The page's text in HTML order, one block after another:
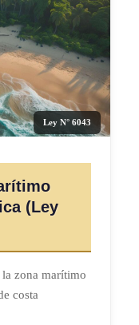
Ley N° 6043
(Ley
zona marítimo
costa